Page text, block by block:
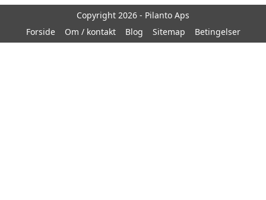
Copyright 2026 - Pilanto Aps
Forside
Om / kontakt Blog Sitemap Betingelser